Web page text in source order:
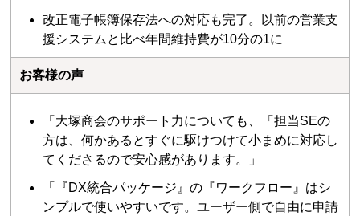
改正電子帳簿保存法への対応も完了。以前の営業支
援システムと比べ年間維持費が10分の1に
お客様の声
「大塚商会のサポート力についても、「担当SEの
方は、何かあるとすぐに駆けつけて小まめに対応し
てくださるので安心感があります。」
「『DX統合パッケージ』の『ワークフロー』はシ
ンプルで使いやすいです。ユーザー側で自由に申請